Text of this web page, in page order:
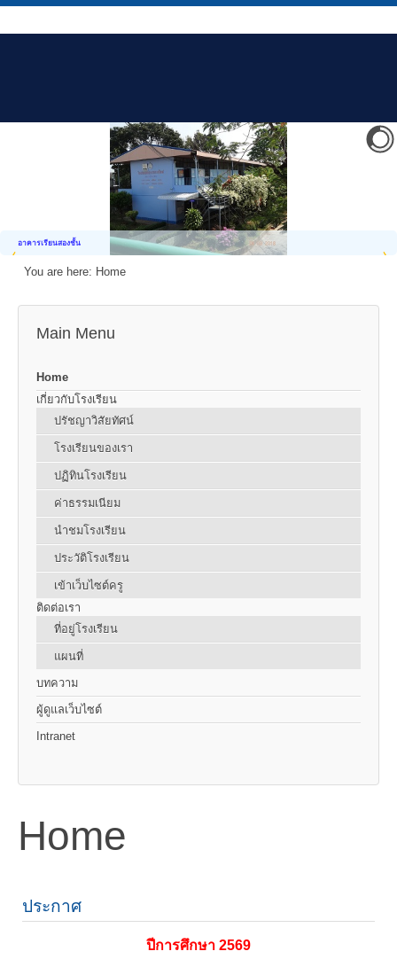
อาคารเรียนสองชั้น
You are here: Home
Main Menu
Home
เกี่ยวกับโรงเรียน
ปรัชญาวิสัยทัศน์
โรงเรียนของเรา
ปฏิทินโรงเรียน
ค่าธรรมเนียม
นำชมโรงเรียน
ประวัติโรงเรียน
เข้าเว็บไซต์ครู
ติดต่อเรา
ที่อยู่โรงเรียน
แผนที่
บทความ
ผู้ดูแลเว็บไซต์
Intranet
Home
ประกาศ
ปีการศึกษา 2569